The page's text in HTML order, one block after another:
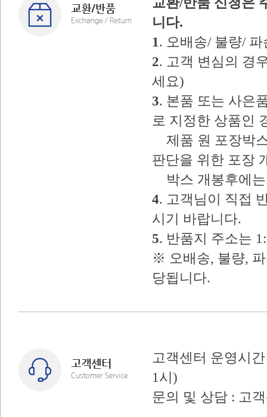
니다.
1. 오배송/ 불량/
2. 고객 변심의 경
세요)
3. 본품 또는 사은
로 지정한 상품인
제품 원 포장박
판단을 위한 포장
박스 개봉후에는
4. 고객님이 직접
시기 바랍니다.
5. 반품지 주소는
※ 오배송, 불량,
당됩니다.
고객센터 운영시
1시)
문의 및 상담 : 고